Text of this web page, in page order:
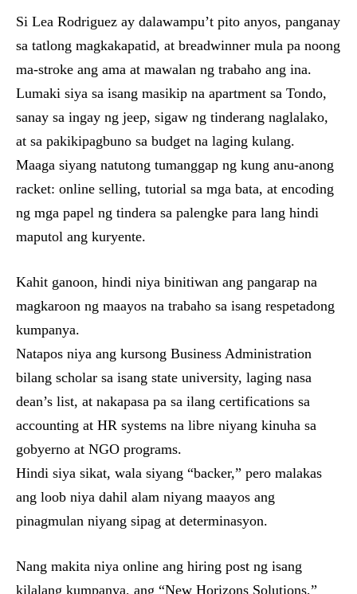
Si Lea Rodriguez ay dalawampu’t pito anyos, panganay
sa tatlong magkakapatid, at breadwinner mula pa noong
ma-stroke ang ama at mawalan ng trabaho ang ina.
Lumaki siya sa isang masikip na apartment sa Tondo,
sanay sa ingay ng jeep, sigaw ng tinderang naglalako,
at sa pakikipagbuno sa budget na laging kulang.
Maaga siyang natutong tumanggap ng kung anu-anong
racket: online selling, tutorial sa mga bata, at encoding
ng mga papel ng tindera sa palengke para lang hindi
maputol ang kuryente.
Kahit ganoon, hindi niya binitiwan ang pangarap na
magkaroon ng maayos na trabaho sa isang respetadong
kumpanya.
Natapos niya ang kursong Business Administration
bilang scholar sa isang state university, laging nasa
dean’s list, at nakapasa pa sa ilang certifications sa
accounting at HR systems na libre niyang kinuha sa
gobyerno at NGO programs.
Hindi siya sikat, wala siyang “backer,” pero malakas
ang loob niya dahil alam niyang maayos ang
pinagmulan niyang sipag at determinasyon.
Nang makita niya online ang hiring post ng isang
kilalang kumpanya, ang “New Horizons Solutions,”